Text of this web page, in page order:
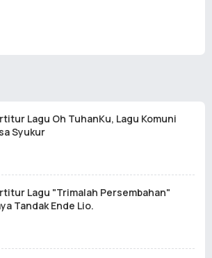
Lagu Oh TuhanKu, Lagu Komuni
Syukur
Lagu "Trimalah Persembahan"
Tandak Ende Lio.